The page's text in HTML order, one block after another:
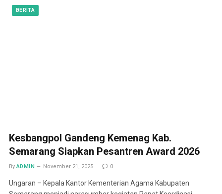
BERITA
Kesbangpol Gandeng Kemenag Kab.
Semarang Siapkan Pesantren Award 2026
By ADMIN November 21, 2025 0
Ungaran – Kepala Kantor Kementerian Agama Kabupaten